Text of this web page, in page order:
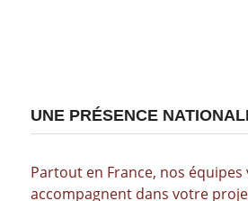
UNE PRÉSENCE
Partout en France, nos équipes
accompagnent dans votre